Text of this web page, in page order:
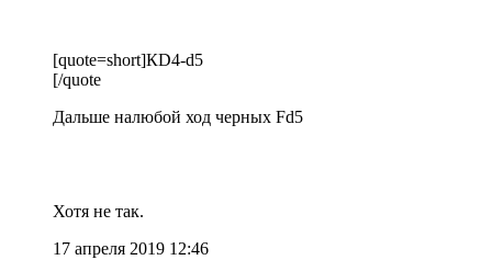
[quote=short]КD4-d5
[/quote
Дальше налюбой ход черных Fd5
Хотя не так.
17 апреля 2019 12:46